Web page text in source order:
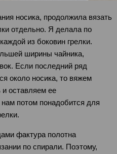
носика, продолжила вязать
отдельно. Я делала по
из боковин грелки.
ширины чайника,
Если последний ряд
около носика, то вяжем
оставляем ее
потом понадобится для
фактура полотна
по спирали. Поэтому,